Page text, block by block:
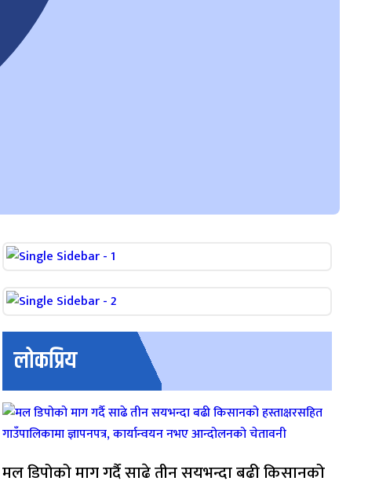
लोकप्रिय
मल डिपोको माग गर्दै साढे तीन सयभन्दा बढी किसानको